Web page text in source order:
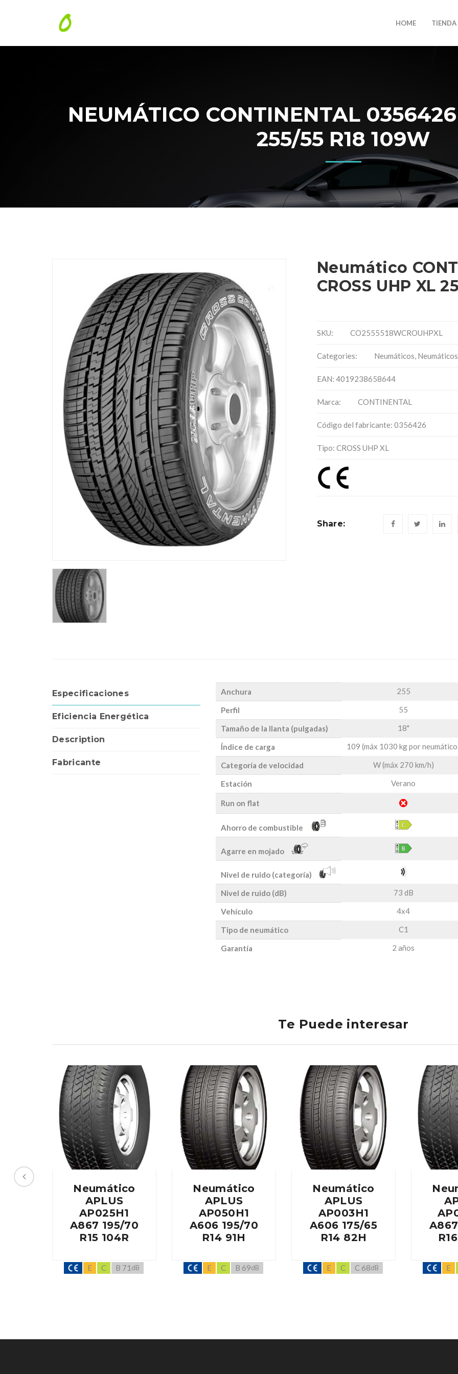
HOME
NEUMÁTICO CONTINENTAL
255/55 R18 109W
Neumático
CROSS UHP XL
SKU: CO2555518WCROUHPXL
Categories: Neumáticos,
EAN: 4019238658644
Marca: CONTINENTAL
Código del fabricante: 0356426
Tipo: CROSS UHP XL
Share:
Especificaciones
Eficiencia Energética
Description
Fabricante
Anchura 255
Perfil 55
Tamaño de la llanta (pulgadas) 18"
Índice de carga 109 (máx 1030 kg por
Categoría de velocidad W (máx 270 km/h)
Estación Verano
Run on flat
Ahorro de combustible
Agarre en mojado
Nivel de ruido (categoría)
Nivel de ruido (dB)
73 dB
Vehículo 4x4
Tipo de neumático C1
Garantía 2 años
Te Puede interesar
Neumático
APLUS
AP025H1
A867 195/70
R15 104R
E C B 71 dB
Neumático
APLUS
AP050H1
A606 195/70
R14 91H
E C B 69dB
Neumático
APLUS
AP003H1
A606 175/65
R14 82H
E C C 68dB E